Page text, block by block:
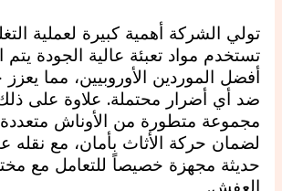
تولي الشركة أهمية كبيرة لعملية
تستخدم مواد تعبئة عالية الجودة يتم
أفضل الموردين الأوروبيين، مما يعزز
ضد أي أضرار محتملة. علاوة على
مجموعة متطورة من الأوناش
لضمان حركة الأثاث بأمان، مع نقله
حديثة مجهزة خصيصاً للتعامل مع
العفش.